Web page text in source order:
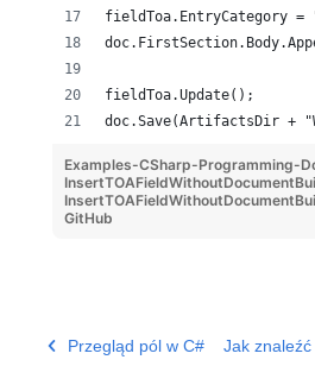
fieldToa.EntryCategory =
fieldToa.Update();
doc.Save(ArtifactsDir +
Examples-CSharp-Programming-
GitHub
Przegląd pól w C# Jak znaleźć